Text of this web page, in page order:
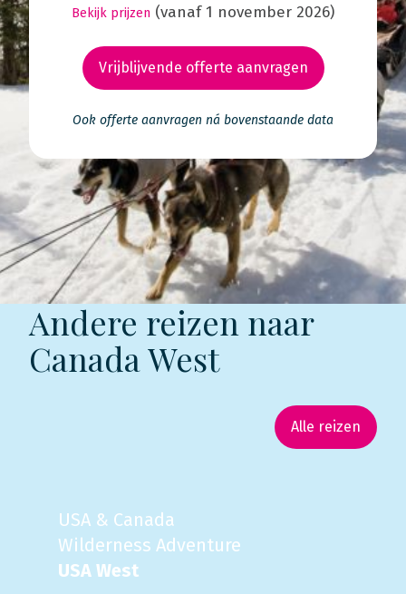
Bekijk prijzen (vanaf 1 november 2026)
Vrijblijvende offerte aanvragen
Ook offerte aanvragen ná bovenstaande data
Andere reizen naar
Canada West
Alle reizen
USA & Canada
Wilderness Adventure
USA West